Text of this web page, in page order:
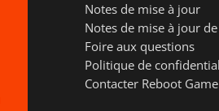
Notes de mise à jour
Notes de mise à jour
Foire aux questions
Politique de
Contacter Reboot Game